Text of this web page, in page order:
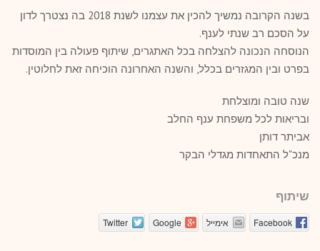
בשנה הקרובה נמשיך להכין את עצמנו לשנת 2018 בה נצטרך לדון
על הסכם רב שנתי לענף.
הנוסחה הנכונה להצלחה בכל האתגרים, שיתוף פעולה בין המוסדות
בפרט ובין המגזרים בכלל, והשנה האחרונה הוכיחה זאת לחלוטין.
שנה טובה ומוצלחת
ובריאות לכל משפחת ענף החלב
אביתר דותן
מנכ"ל התאחדות מגדלי הבקר
שיתוף
Facebook אימייל Google
Twitter